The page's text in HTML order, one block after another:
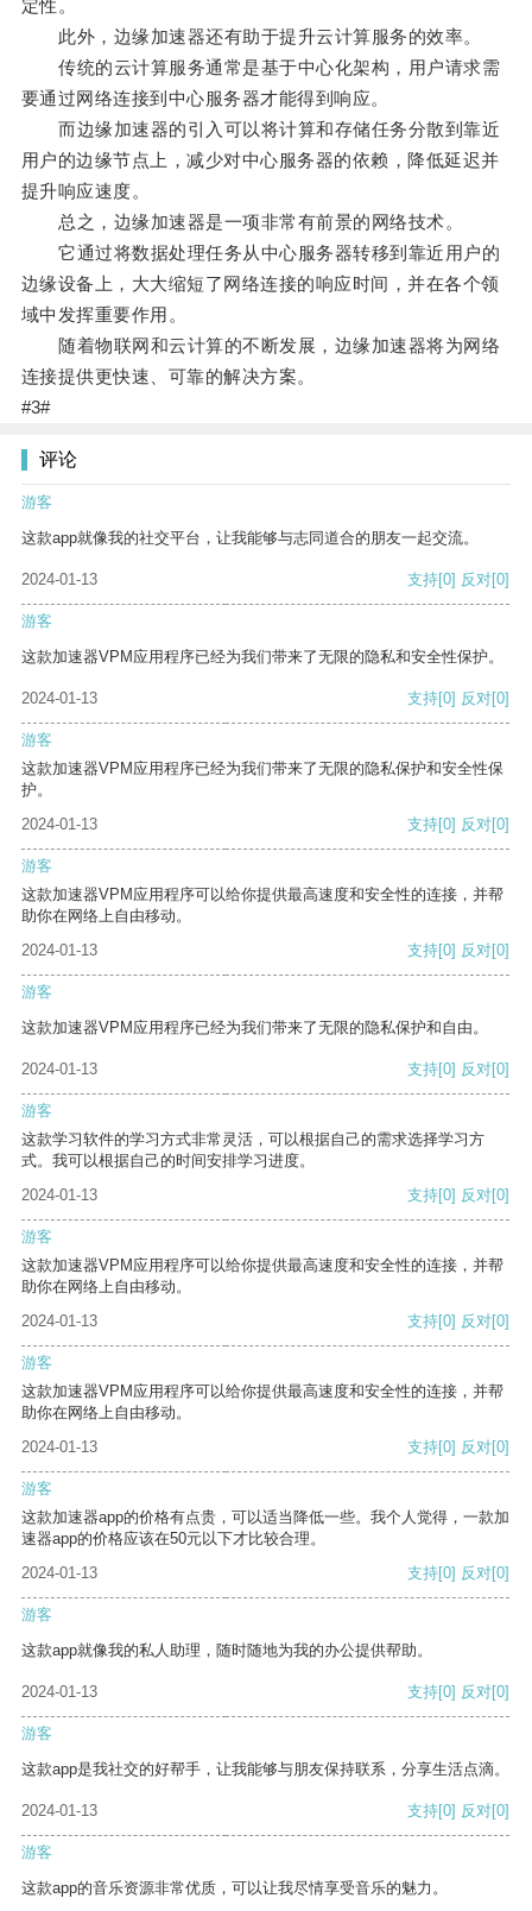
定性。
此外，边缘加速器还有助于提升云计算服务的效率。
传统的云计算服务通常是基于中心化架构，用户请求需
要通过网络连接到中心服务器才能得到响应。
而边缘加速器的引入可以将计算和存储任务分散到靠近
用户的边缘节点上，减少对中心服务器的依赖，降低延迟并
提升响应速度。
总之，边缘加速器是一项非常有前景的网络技术。
它通过将数据处理任务从中心服务器转移到靠近用户的
边缘设备上，大大缩短了网络连接的响应时间，并在各个领
域中发挥重要作用。
随着物联网和云计算的不断发展，边缘加速器将为网络
连接提供更快速、可靠的解决方案。
#3#
评论
游客
这款app就像我的社交平台，让我能够与志同道合的朋友一起交流。
2024-01-13 支持[0] 反对[0]
游客
这款加速器VPM应用程序已经为我们带来了无限的隐私和安全性保护。
2024-01-13 支持[0] 反对[0]
游客
这款加速器VPM应用程序已经为我们带来了无限的隐私保护和安全性保
护。
2024-01-13
支持[0] 反对[0]
游客
这款加速器VPM应用程序可以给你提供最高速度和安全性的连接，并帮
助你在网络上自由移动。
2024-01-13
支持[0] 反对[0]
游客
这款加速器VPM应用程序已经为我们带来了无限的隐私保护和自由。
2024-01-13 支持[0] 反对[0]
游客
这款学习软件的学习方式非常灵活，可以根据自己的需求选择学习方
式。我可以根据自己的时间安排学习进度。
2024-01-13
支持[0] 反对[0]
游客
这款加速器VPM应用程序可以给你提供最高速度和安全性的连接，并帮
助你在网络上自由移动。
2024-01-13
支持[0] 反对[0]
游客
这款加速器VPM应用程序可以给你提供最高速度和安全性的连接，并帮
助你在网络上自由移动。
2024-01-13
支持[0] 反对[0]
游客
这款加速器app的价格有点贵，可以适当降低一些。我个人觉得，一款加
速器app的价格应该在50元以下才比较合理。
2024-01-13
支持[0] 反对[0]
游客
这款app就像我的私人助理，随时随地为我的办公提供帮助。
2024-01-13 支持[0] 反对[0]
游客
这款app是我社交的好帮手，让我能够与朋友保持联系，分享生活点滴。
2024-01-13 支持[0] 反对[0]
游客
这款app的音乐资源非常优质，可以让我尽情享受音乐的魅力。